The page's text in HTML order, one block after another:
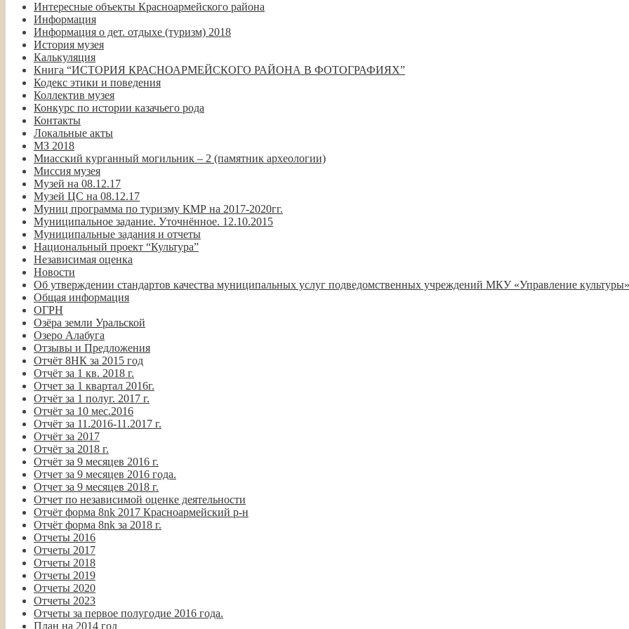
Интересные объекты Красноармейского района
Информация
Информация о дет. отдыхе (туризм) 2018
История музея
Калькуляция
Книга “ИСТОРИЯ КРАСНОАРМЕЙСКОГО РАЙОНА В ФОТОГРАФИЯХ”
Кодекс этики и поведения
Коллектив музея
Конкурс по истории казачьего рода
Контакты
Локальные акты
МЗ 2018
Миасский курганный могильник – 2 (памятник археологии)
Миссия музея
Музей на 08.12.17
Музей ЦС на 08.12.17
Муниц программа по туризму КМР на 2017-2020гг.
Муниципальное задание. Уточнённое. 12.10.2015
Муниципальные задания и отчеты
Национальный проект “Культура”
Независимая оценка
Новости
Об утверждении стандартов качества муниципальных услуг подведомственных учреждений МКУ «Управление культуры»
Общая информация
ОГРН
Озёра земли Уральской
Озеро Алабуга
Отзывы и Предложения
Отчёт 8НК за 2015 год
Отчёт за 1 кв. 2018 г.
Отчет за 1 квартал 2016г.
Отчёт за 1 полуг. 2017 г.
Отчёт за 10 мес.2016
Отчёт за 11.2016-11.2017 г.
Отчёт за 2017
Отчёт за 2018 г.
Отчёт за 9 месяцев 2016 г.
Отчет за 9 месяцев 2016 года.
Отчет за 9 месяцев 2018 г.
Отчет по независимой оценке деятельности
Отчёт форма 8nk 2017 Красноармейский р-н
Отчёт форма 8nk за 2018 г.
Отчеты 2016
Отчеты 2017
Отчеты 2018
Отчеты 2019
Отчеты 2020
Отчеты 2023
Отчеты за первое полугодие 2016 года.
План на 2014 год